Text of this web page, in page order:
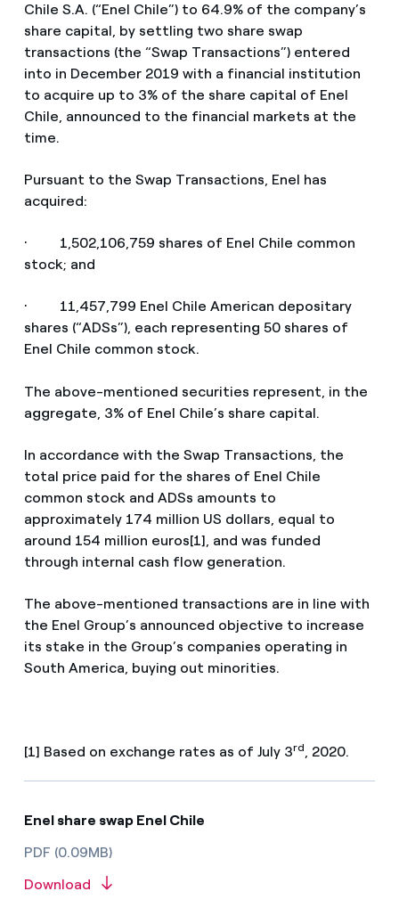
Chile S.A. (“Enel Chile”) to 64.9% of the company’s
share capital, by settling two share swap
transactions (the “Swap Transactions”) entered
into in December 2019 with a financial institution
to acquire up to 3% of the share capital of Enel
Chile, announced to the financial markets at the
time.
Pursuant to the Swap Transactions, Enel has
acquired:
· 1,502,106,759 shares of Enel Chile common
stock; and
· 11,457,799 Enel Chile American depositary
shares (“ADSs”), each representing 50 shares of
Enel Chile common stock.
The above-mentioned securities represent, in the
aggregate, 3% of Enel Chile’s share capital.
In accordance with the Swap Transactions, the
total price paid for the shares of Enel Chile
common stock and ADSs amounts to
approximately 174 million US dollars, equal to
around 154 million euros[1], and was funded
through internal cash flow generation.
The above-mentioned transactions are in line with
the Enel Group’s announced objective to increase
its stake in the Group’s companies operating in
South America, buying out minorities.
[1] Based on exchange rates as of July 3rd, 2020.
Enel share swap Enel Chile
PDF (0.09MB)
Download